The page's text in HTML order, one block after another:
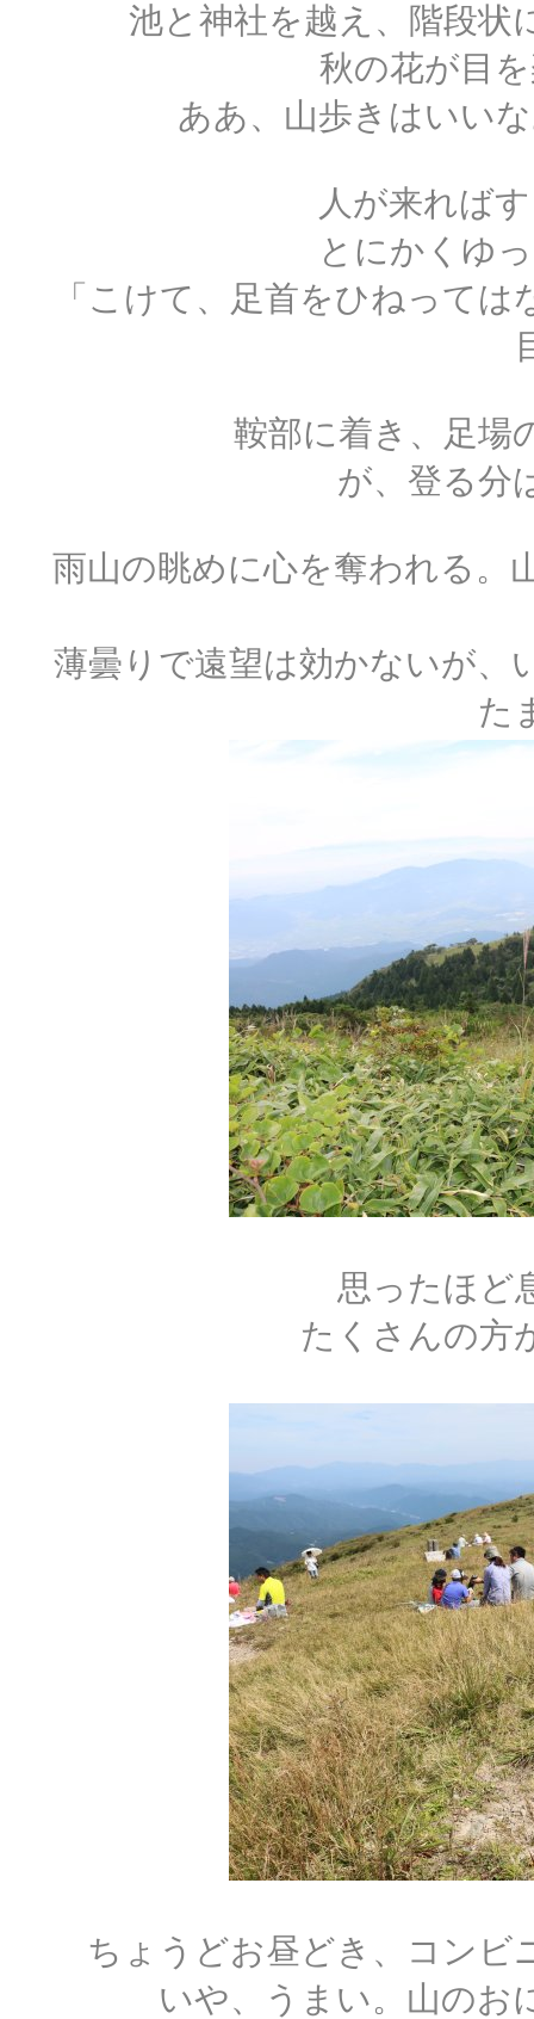
池と神社を越え、階段状
秋の花が目
ああ、山歩きはいい
人が来れば
とにかくゆ
「こけて、足首をひねって
鞍部に着き、足場
が、登る分
雨山の眺めに心を奪われる。
薄曇りで遠望は効かないが、
た
思ったほど
たくさんの方
ちょうどお昼どき、コンビ
いや、うまい。山のお